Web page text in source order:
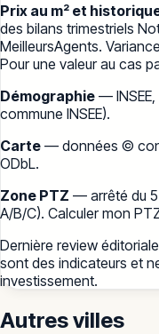
Prix au m² et
des bilans trimestriels
MeilleursAgents.
Pour une valeur au cas
Démographie —
commune INSEE).
Carte — données ©
ODbL.
Zone PTZ — arrêté du 5
A/B/C). Calculer mon
Dernière review éditoriale
sont des indicateurs et
investissement.
Autres villes